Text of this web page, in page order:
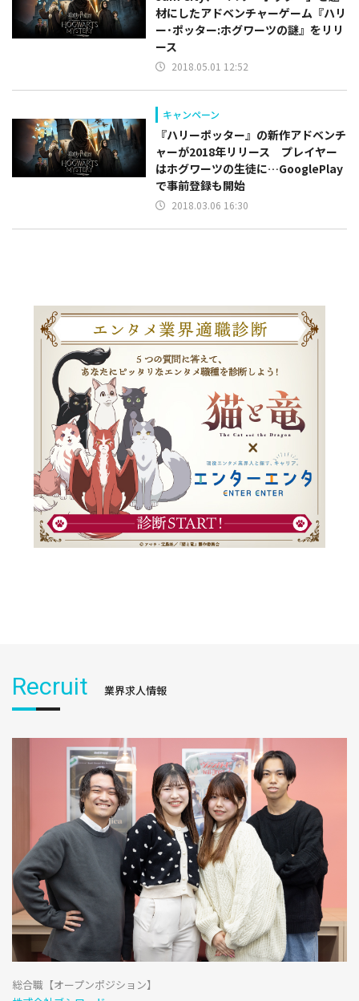
材にしたアドベンチャーゲーム『ハリ
ー･ポッター:ホグワーツの謎』をリリ
ース
2018.05.01 12:52
キャンペーン
『ハリーポッター』の新作アドベンチ
ャーが2018年リリース プレイヤー
はホグワーツの生徒に…GooglePlay
で事前登録も開始
2018.03.06 16:30
Recruit 業界求人情報
総合職【オープンポジション】